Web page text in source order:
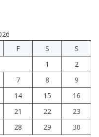
F S
S
1
2
7 8
9
14 15
16
21 22
23
28 29
30